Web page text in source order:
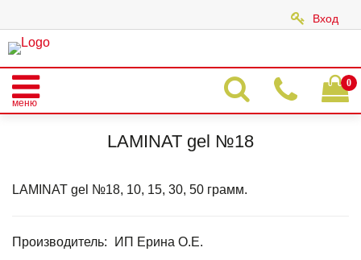
Вход
меню
0
LAMINAT gel №18
LAMINAT gel №18, 10, 15, 30, 50 грамм.
Производитель: ИП Ерина О.Е.